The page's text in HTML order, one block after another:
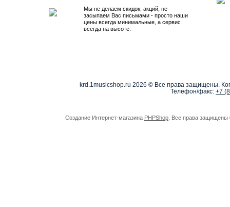
Мы не делаем скидок, акций, не
засыпаем Вас письмами - просто наши
цены всегда минимальные, а сервис
всегда на высоте.
krd.1musicshop.ru 2026 © Все права защищены.
Телефон/факс: +7
Создание Интернет-магазина PHPShop . Все права защищены